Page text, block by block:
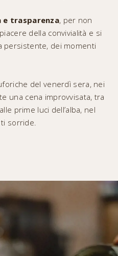
e trasparenza, per non
della convivialità e si
persistente, dei momenti
del venerdì sera, nei
una cena improvvisata, tra
prime luci dell’alba, nel
sorride.